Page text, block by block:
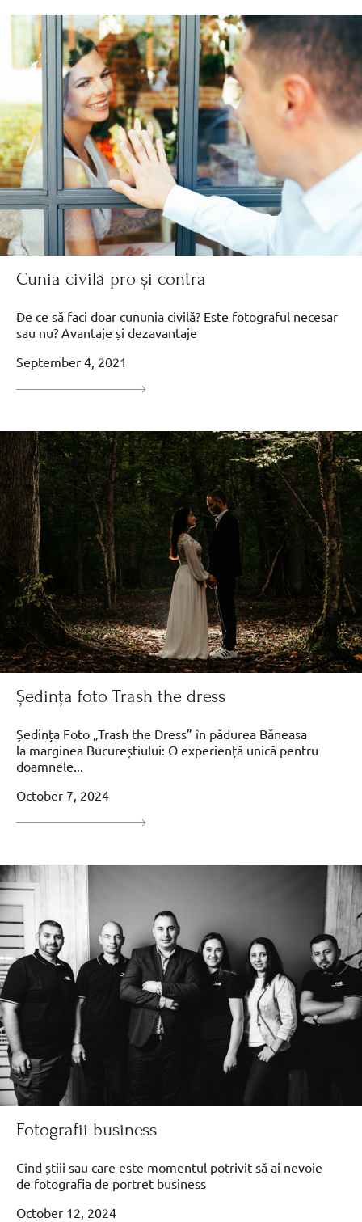
Cunia civilă pro și contra
De ce să faci doar cununia civilă? Este fotograful necesar
sau nu? Avantaje și dezavantaje
September 4, 2021
Ședința foto Trash the dress
Ședința Foto „Trash the Dress” în pădurea Băneasa
la marginea Bucureștiului: O experiență unică pentru
doamnele...
October 7, 2024
Fotografii business
Cînd știii sau care este momentul potrivit să ai nevoie
de fotografia de portret business
October 12, 2024